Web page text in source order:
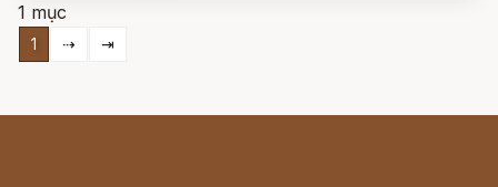
nguồn từ lễ hội Samhain của người Celtic cổ
đại?
1 mục
1 ⇢ ⇥